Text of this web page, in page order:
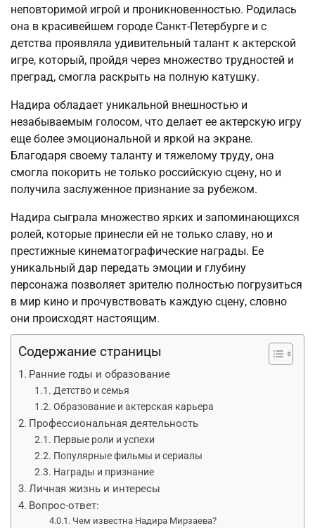
неповторимой игрой и проникновенностью. Родилась
она в красивейшем городе Санкт-Петербурге и с
детства проявляла удивительный талант к актерской
игре, который, пройдя через множество трудностей и
преград, смогла раскрыть на полную катушку.
Надира обладает уникальной внешностью и
незабываемым голосом, что делает ее актерскую игру
еще более эмоциональной и яркой на экране.
Благодаря своему таланту и тяжелому труду, она
смогла покорить не только российскую сцену, но и
получила заслуженное признание за рубежом.
Надира сыграла множество ярких и запоминающихся
ролей, которые принесли ей не только славу, но и
престижные кинематографические награды. Ее
уникальный дар передать эмоции и глубину
персонажа позволяет зрителю полностью погрузиться
в мир кино и прочувствовать каждую сцену, словно
они происходят настоящим.
Содержание страницы
Ранние годы и образование
Детство и семья
Образование и актерская карьера
Профессиональная деятельность
Первые роли и успехи
Популярные фильмы и сериалы
Награды и признание
Личная жизнь и интересы
Вопрос-ответ:
Чем известна Надира Мирзаева?